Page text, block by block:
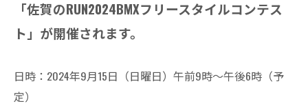
「佐賀のRUN2024BMXフリースタイルコンテス
ト」が開催されます。
日時：2024年9月15日（日曜日）午前9時～午後6時（予
定）